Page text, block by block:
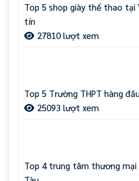
Top 5 shop giày thể thao tại
tín
27810 lượt xem
Top 5 Trường THPT hàng
25093 lượt xem
Top 4 trung tâm thương